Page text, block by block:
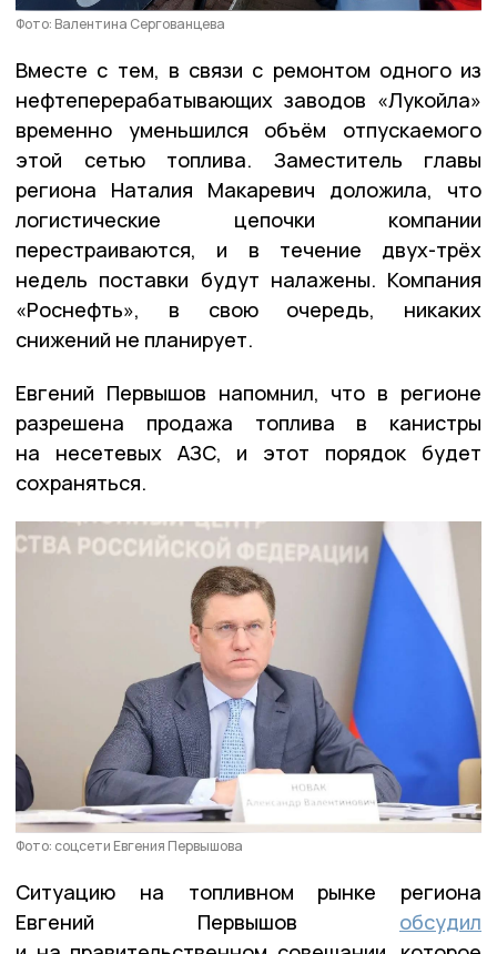
Фото: Валентина Сергованцева
Вместе с тем, в связи с ремонтом одного из
нефтеперерабатывающих заводов «Лукойла»
временно уменьшился объём отпускаемого
этой сетью топлива. Заместитель главы
региона Наталия Макаревич доложила, что
логистические цепочки компании
перестраиваются, и в течение двух-трёх
недель поставки будут налажены. Компания
«Роснефть», в свою очередь, никаких
снижений не планирует.
Евгений Первышов напомнил, что в регионе
разрешена продажа топлива в канистры
на несетевых АЗС, и этот порядок будет
сохраняться.
Фото: соцсети Евгения Первышова
Ситуацию на топливном рынке региона
Евгений Первышов обсудил